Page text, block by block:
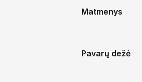
Matmenys
Pavarų dežė